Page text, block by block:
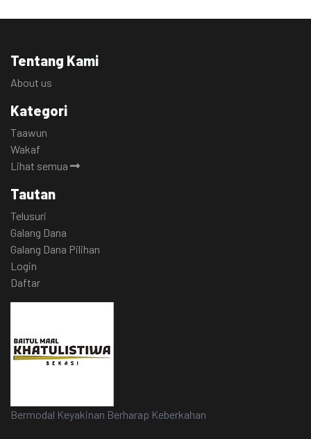
Tentang Kami
About us
Kategori
Taawun
Wakaf
Lihat semua
Tautan
Telusuri
Galang Dana
Galang Dana Pilihan
Login
Daftar
Bermodal Keyakinan Berharap Keberkahan